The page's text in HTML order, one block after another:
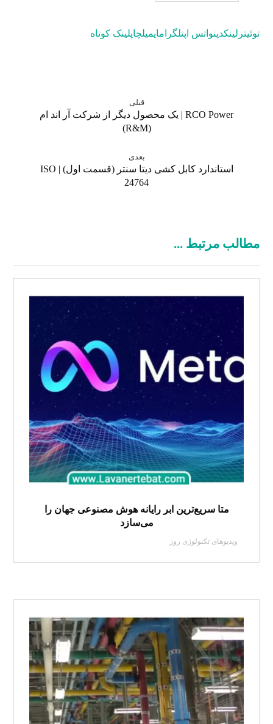
توئیتر لینکدینواتس اپتلگرامایمیلچاپلینک کوتاه
قبلی
RCO Power | یک محصول دیگر از شرکت آر اند ام
(R&M)
بعدی
استاندارد کابل کشی دیتا سنتر (قسمت اول) | ISO
24764
مطالب مرتبط ...
متا سریع‌ترین ابر رایانه هوش مصنوعی جهان را
می‌سازد
ویدیوهای تکنولوژی روز